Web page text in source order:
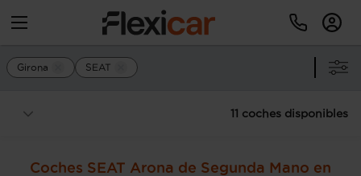
Girona SEAT
11 coches disponibles
Coches SEAT Arona de Segunda Mano en